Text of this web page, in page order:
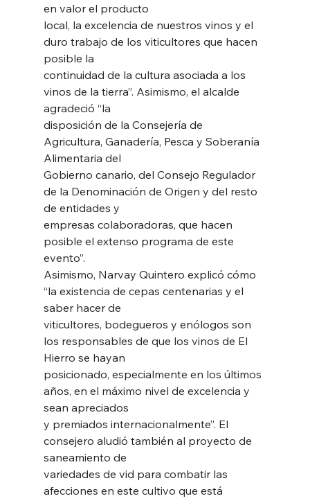
en valor el producto
local, la excelencia de nuestros vinos y el
duro trabajo de los viticultores que hacen
posible la
continuidad de la cultura asociada a los
vinos de la tierra”. Asimismo, el alcalde
agradeció “la
disposición de la Consejería de
Agricultura, Ganadería, Pesca y Soberanía
Alimentaria del
Gobierno canario, del Consejo Regulador
de la Denominación de Origen y del resto
de entidades y
empresas colaboradoras, que hacen
posible el extenso programa de este
evento”.
Asimismo, Narvay Quintero explicó cómo
“la existencia de cepas centenarias y el
saber hacer de
viticultores, bodegueros y enólogos son
los responsables de que los vinos de El
Hierro se hayan
posicionado, especialmente en los últimos
años, en el máximo nivel de excelencia y
sean apreciados
y premiados internacionalmente”. El
consejero aludió también al proyecto de
saneamiento de
variedades de vid para combatir las
afecciones en este cultivo que está